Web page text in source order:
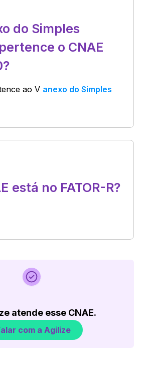
do Simples
o CNAE
ao V anexo do Simples
está no FATOR-R?
atende esse CNAE.
com a Agilize